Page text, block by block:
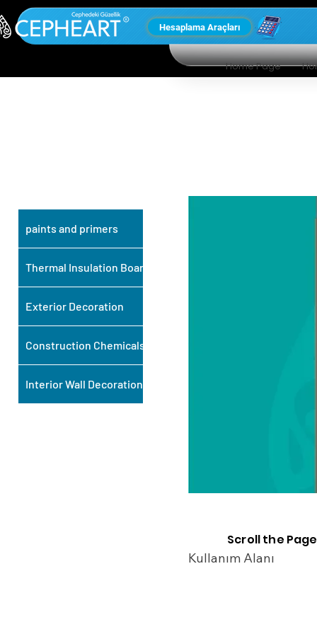
Hesaplama Araçları
Home Page
Kullanım Alanı
Scroll the
paints and primers
Thermal Insulation Board
Exterior Decoration
Construction Chemicals
Interior Wall Decoration